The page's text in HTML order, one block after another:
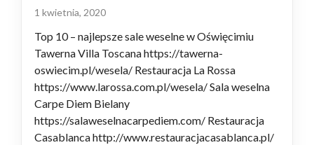
1 kwietnia, 2020
Top 10 – najlepsze sale weselne w Oświęcimiu
Tawerna Villa Toscana https://tawerna-
oswiecim.pl/wesela/ Restauracja La Rossa
https://www.larossa.com.pl/wesela/ Sala weselna
Carpe Diem Bielany
https://salaweselnacarpediem.com/ Restauracja
Casablanca http://www.restauracjacasablanca.pl/